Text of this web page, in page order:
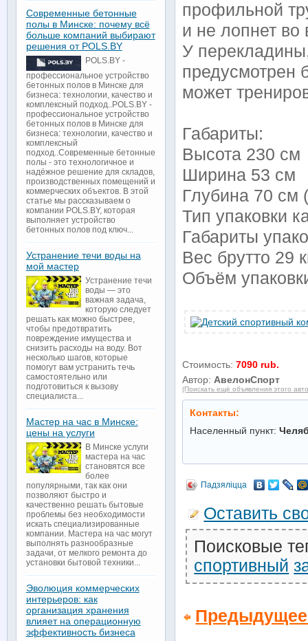
профильной
и не лопнет во
У
предусмотрен
может
Габариты:
Высота 230 см
Ширина 53 см
Глубина 70 см
Тип упаковки
Габариты
Вес брутто 29
Объём
Стоимость:7090 rub.
Автор: АвелонСпорт
(Поискать ещё объявления этого
Контакты:
Населенный пункт:
Падзяліцца
Оставить
Поисковые
спортивный
Современные бетонные
полы в Минске: почему всё
больше компаний выбирают
решения от POLS.BY
POLS.BY -
профессиональное устройство
бетонных полов в Минске для
бизнеса: технологии, качество и
комплексный подход..POLS.BY -
профессиональное устройство
бетонных полов в Минске для
бизнеса: технологии, качество и
комплексный
подход..Современные бетонные
полы - это технологичное и
надёжное решение для складов,
производственных помещений и
коммерческих объектов. В этой
статье мы рассказываем о
компании POLS.BY, которая
выполняет устройство
бетонных полов под ключ...
Устранение течи воды на
мой мастер
Устранение течи
воды — это
важная задача,
которую следует
решать как можно быстрее,
чтобы предотвратить
повреждение имущества и
снизить расходы на воду. Вот
несколько шагов, которые
помогут вам устранить течь
самостоятельно или
подготовиться к вызову
специалиста...
Мастер на час в Минске:
цены на услуги
В Минске услуги
мастера на час
становятся все
более
популярными, так как они
позволяют быстро и
качественно решать бытовые
проблемы без необходимости
искать специализированные
компании. Мастера на час могут
выполнять разнообразные
задачи, от мелкого ремонта до
установки бытовой техники...
Эволюция коммерческих
интерьеров: как
организация хранения
влияет на операционную
эффективность бизнеса